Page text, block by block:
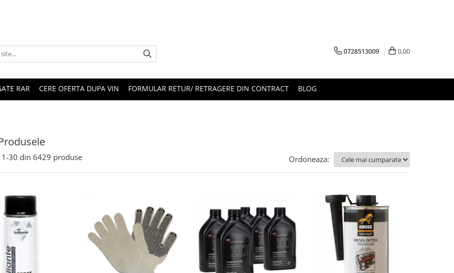
0728513009 0,00
RAR CERE OFERTA DUPA VIN FORMULAR RETUR/ RETRAGERE DIN CONTRACT BLOG
1-30 din 6429 produse Ordoneaza: